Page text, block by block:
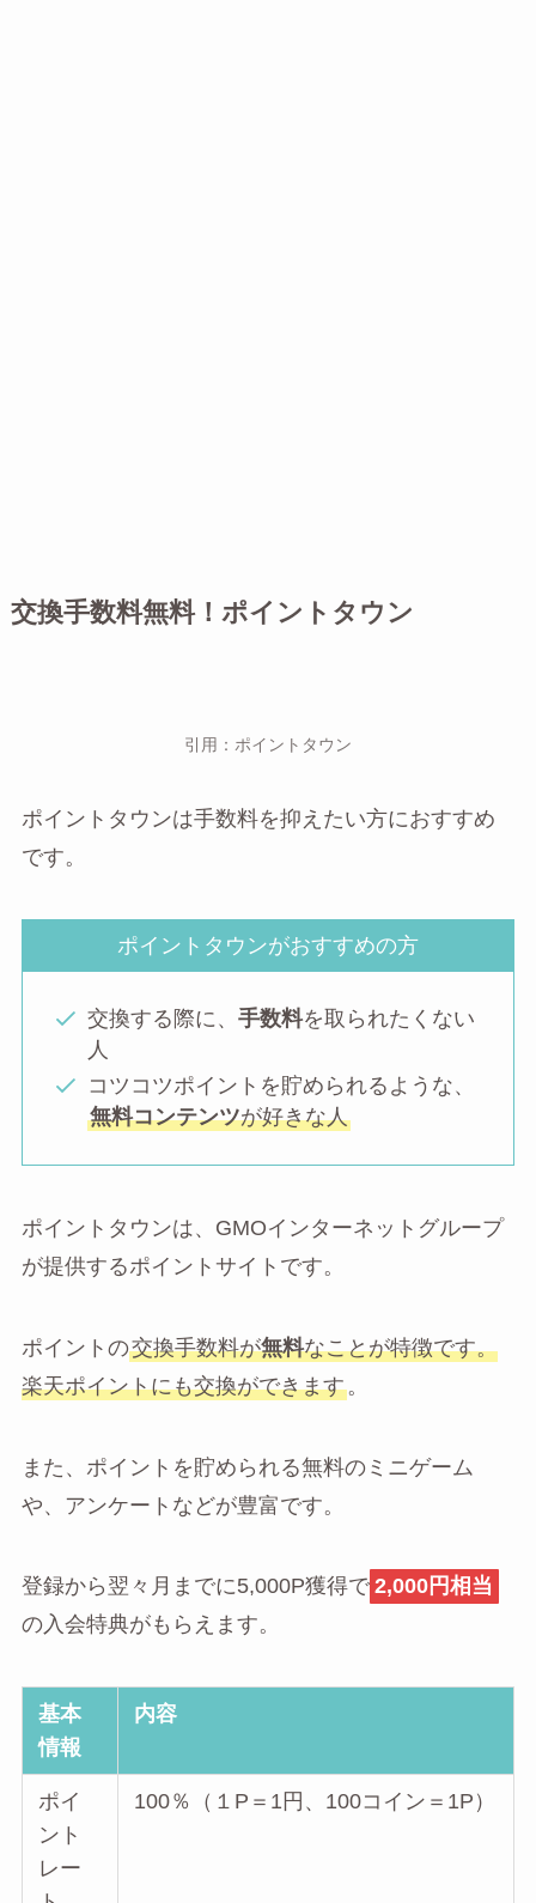
交換手数料無料！ポイントタウン
引用：ポイントタウン
ポイントタウンは手数料を抑えたい方におすすめ
です。
ポイントタウンがおすすめの方
交換する際に、 手数料を取られたくない
人
コツコツポイントを貯められるような、
無料コンテンツが好きな人
ポイントタウンは、GMOインターネットグループ
が提供するポイントサイトです。
ポイントの交換手数料が無料なことが特徴です。
楽天ポイントにも交換ができます。
また、ポイントを貯められる無料のミニゲーム
や、アンケートなどが豊富です。
登録から翌々月までに5,000P獲得で 2,000円相当
の入会特典がもらえます。
基本
情報
内容
ポイ
ント
レー
100％（１P＝1円、100コイン＝1P）